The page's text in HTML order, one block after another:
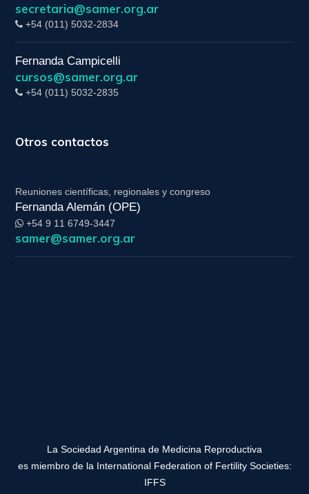
secretaria@samer.org.ar
+54 (011) 5032-2834
Fernanda Campicelli
cursos@samer.org.ar
+54 (011) 5032-2835
Otros contactos
Reuniones científicas, regionales y congreso
Fernanda Alemán (OPE)
+54 9 11 6749-3447
samer@samer.org.ar
La Sociedad Argentina de Medicina Reproductiva
es miembro de la International Federation of Fertility Societies:
IFFS